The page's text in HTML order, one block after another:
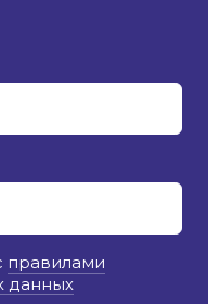
правилами
данных